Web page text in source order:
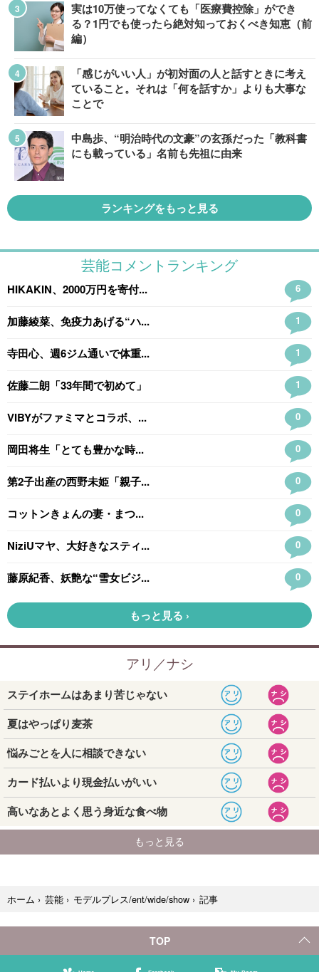
実は10万使ってなくても「医療費控除」ができ
る？1円でも使ったら絶対知っておくべき知恵（前
編）
「感じがいい人」が初対面の人と話すときに考え
ていること。それは「何を話すか」よりも大事な
ことで
中島歩、“明治時代の文豪”の玄孫だった「教科書
にも載っている」名前も先祖に由来
ランキングをもっと見る
ホーム › 芸能 › モデルプレス/ent/wide/show › 記事
TOP